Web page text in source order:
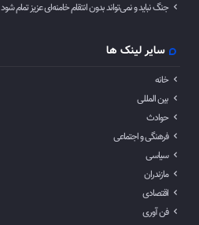
جنگ نباید و نمی‌تواند بدون انتقام خامنه‌ای عزیز تمام شود
سایر لینک ها
خانه
بین المللی
حوادث
فرهنگی و اجتماعی
سیاسی
مازندران
اقتصادی
فن آوری